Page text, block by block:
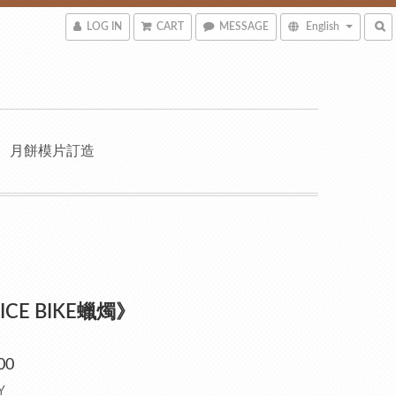
LOG IN CART MESSAGE English
月餅模片訂造
BIKE蠟燭》